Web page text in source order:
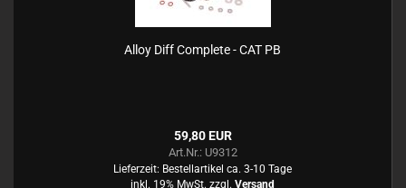
Alloy Diff Complete - CAT PB
59,80 EUR
Art.Nr.: U9312
Lieferzeit: Bestellartikel ca. 3-10 Tage
inkl. 19% MwSt. zzgl. Versand